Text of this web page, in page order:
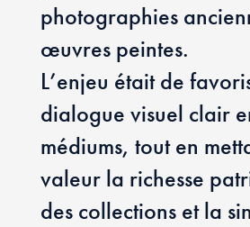
photographies
œuvres peintes.
L’enjeu était de
dialogue visuel clair
médiums, tout en
valeur la richesse
des collections et la